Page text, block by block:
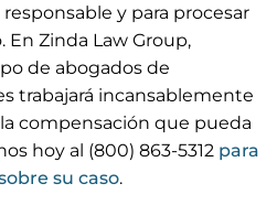
y para procesar
En Zinda Law Group,
de abogados de
trabajará incansablemente
compensación que pueda
hoy al (800) 863-5312 para
su caso.